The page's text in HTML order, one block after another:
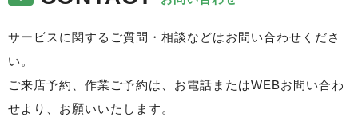
サービスに関するご質問・相談などはお問い合わせくださ
い。
ご来店予約、作業ご予約は、お電話またはWEBお問い合わ
せより、お願いいたします。